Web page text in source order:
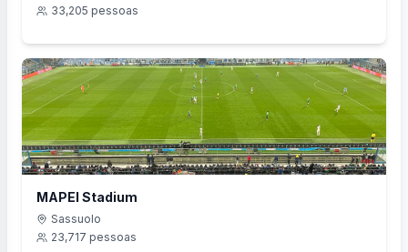
33,205 pessoas
MAPEI Stadium
Sassuolo
23,717 pessoas